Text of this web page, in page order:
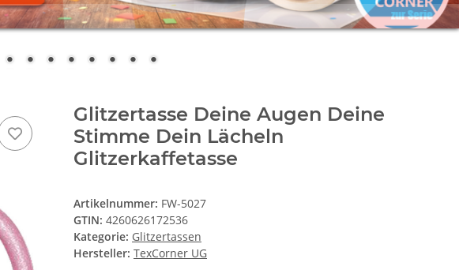
Glitzertasse Deine Augen Deine
Stimme Dein Lächeln
Glitzerkaffetasse
Artikelnummer: FW-5027
GTIN: 4260626172536
Kategorie: Glitzertassen
Hersteller: TexCorner UG